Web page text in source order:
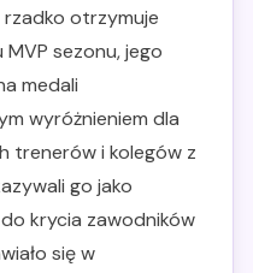
otrzymuje
sezonu, jego
medali
wyróżnieniem dla
trenerów i kolegów z
go jako
krycia zawodników
się w